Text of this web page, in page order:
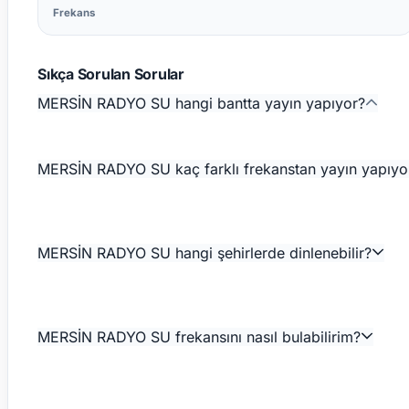
Frekans
Sıkça Sorulan Sorular
MERSİN RADYO SU hangi bantta yayın yapıyor?
MERSİN RADYO SU kaç farklı frekanstan yayın
MERSİN RADYO SU hangi şehirlerde dinlenebilir?
MERSİN RADYO SU frekansını nasıl bulabilirim?